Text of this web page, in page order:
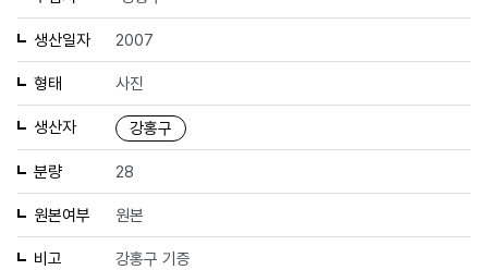
생산일자 2007
형태 사진
생산자 강홍구
분량 28
원본여부 원본
비고 강홍구 기증